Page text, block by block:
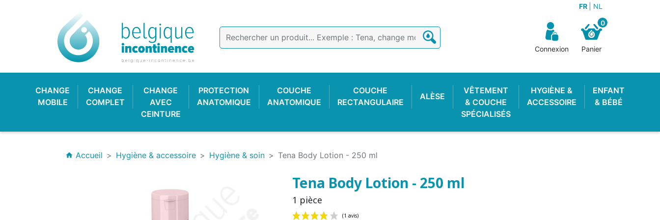
FR NL
Connexion
0
Panier
CHANGE
MOBILE
CHANGE
COMPLET
CHANGE
AVEC
CEINTURE
PROTECTION
ANATOMIQUE
COUCHE
ANATOMIQUE
COUCHE
RECTANGULAIRE
ALÈSE
VÊTEMENT
& COUCHE
SPÉCIALISÉS
SLIP DE FIXATION
HYGIÈNE &
ACCESSOIRE
GANT D'EXAMEN
ENFANT
& BÉBÉ
CULOTTE PLASTIQUE
home Accueil Hygiène & accessoire Hygiène & soin Tena Body Lotion - 250 ml
Tena Body Lotion - 250 ml
1 pièce